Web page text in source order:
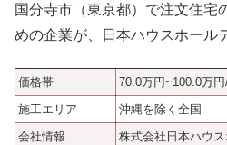
国分寺市（東京都）で注文住宅
めの企業が、日本ハウスホール
価格帯
70.0万円~100.0万
施工エリア
沖縄を除く全国
会社情報
株式会社日本ハウ